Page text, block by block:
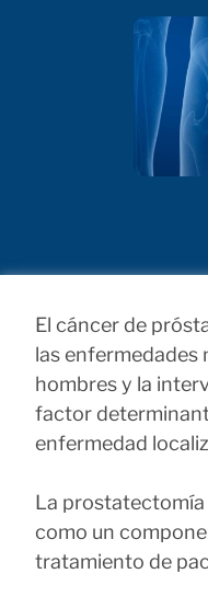
El cáncer de
las enfermedades
hombres y la
factor
enfermedad
La prostatectomía
como un
tratamiento de